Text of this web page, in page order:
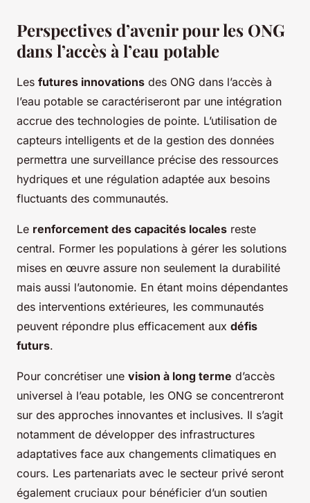
Perspectives d’avenir pour les ONG
dans l’accès à l’eau potable
Les futures innovations des ONG dans l’accès à
l’eau potable se caractériseront par une intégration
accrue des technologies de pointe. L’utilisation de
capteurs intelligents et de la gestion des données
permettra une surveillance précise des ressources
hydriques et une régulation adaptée aux besoins
fluctuants des communautés.
Le renforcement des capacités locales reste
central. Former les populations à gérer les solutions
mises en œuvre assure non seulement la durabilité
mais aussi l’autonomie. En étant moins dépendantes
des interventions extérieures, les communautés
peuvent répondre plus efficacement aux défis
futurs.
Pour concrétiser une vision à long terme d’accès
universel à l’eau potable, les ONG se concentreront
sur des approches innovantes et inclusives. Il s’agit
notamment de développer des infrastructures
adaptatives face aux changements climatiques en
cours. Les partenariats avec le secteur privé seront
également cruciaux pour bénéficier d’un soutien